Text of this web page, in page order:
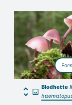
Blodhette